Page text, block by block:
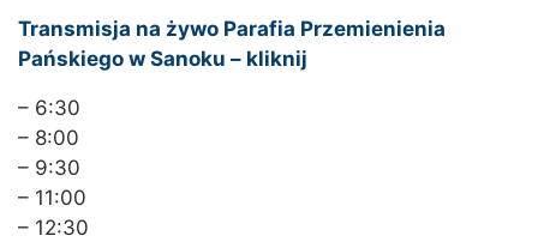
Transmisja na żywo Parafia Przemienienia
Pańskiego w Sanoku – kliknij
– 6:30
– 8:00
– 9:30
– 11:00
– 12:30